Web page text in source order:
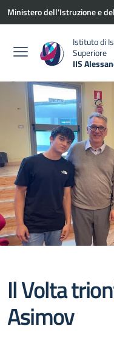
Vai ai contenuti
Vai al menu di navigazione
Vai al footer
Ministero dell'Istruzione e
Istituto di
Superiore
IIS
Il Volta
Asimov